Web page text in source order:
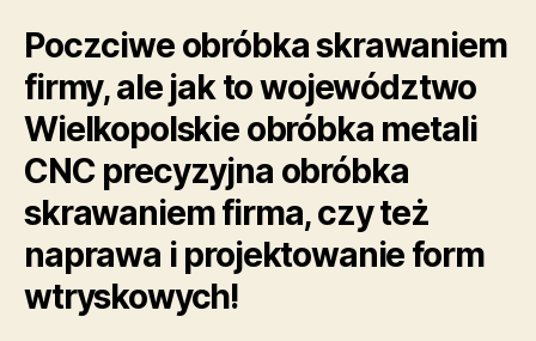
Poczciwe obróbka skrawaniem
firmy, ale jak to województwo
Wielkopolskie obróbka metali
CNC precyzyjna obróbka
skrawaniem firma, czy też
naprawa i projektowanie form
wtryskowych!